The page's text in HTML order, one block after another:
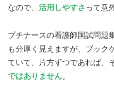
なので、 活用しやすさ って意
プチナースの看護師国試問題
も分厚く見えますが、ブック
ていて、片方ずつであれば、
ではありません。